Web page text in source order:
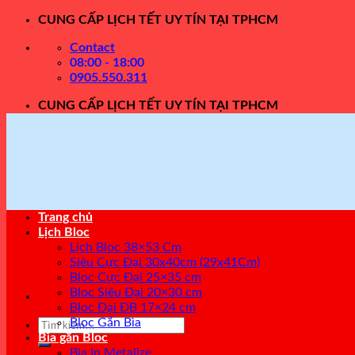
Skip
content
CUNG CẤP LỊCH TẾT UY TÍN TẠI TPHCM
Contact
08:00 - 18:00
0905.550.311
CUNG CẤP LỊCH TẾT UY TÍN TẠI TPHCM
Tìm
kiếm:
Trang chủ
Lịch Bloc
Lịch Bloc 38×53 Cm
Siêu Cực Đại 30x40cm (29x41Cm)
Bloc Cực Đại 25×35 cm
Bloc Siêu Đại 20×30 cm
Bloc Đại ĐB 17×24 cm
Bloc Gắn Bìa
Bìa gắn Bloc